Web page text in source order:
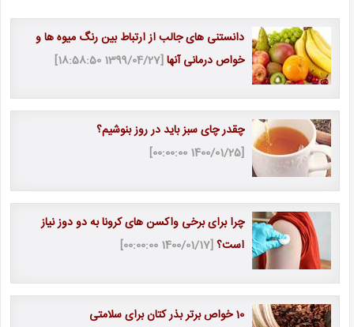
دانستنی های جالب از ارتباط بین رنگ میوه ها و
خواص درمانی آنها[1399/04/27 18:58:50]
چقدر چای سبز باید در روز بنوشیم؟
[1400/01/25 00:00:00]
چرا برای برخی واکسن های کرونا به دو دوز نیاز
است؟[1400/01/17 00:00:00]
10 خواص برتر بذر کتان برای سلامتی